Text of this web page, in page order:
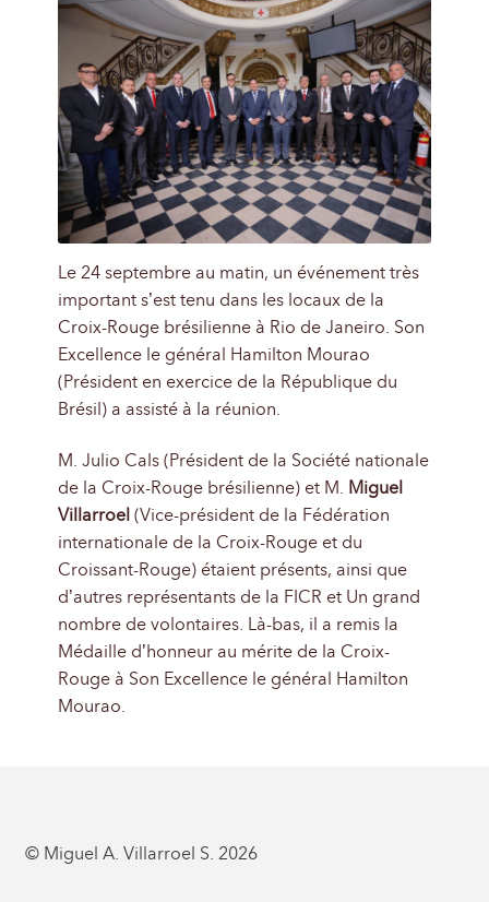
Le 24 septembre au matin, un événement très
important s’est tenu dans les locaux de la
Croix-Rouge brésilienne à Rio de Janeiro. Son
Excellence le général Hamilton Mourao
(Président en exercice de la République du
Brésil) a assisté à la réunion.
M. Julio Cals (Président de la Société nationale
de la Croix-Rouge brésilienne) et M. Miguel
Villarroel (Vice-président de la Fédération
internationale de la Croix-Rouge et du
Croissant-Rouge) étaient présents, ainsi que
d’autres représentants de la FICR et Un grand
nombre de volontaires. Là-bas, il a remis la
Médaille d’honneur au mérite de la Croix-
Rouge à Son Excellence le général Hamilton
Mourao.
© Miguel A. Villarroel S. 2026